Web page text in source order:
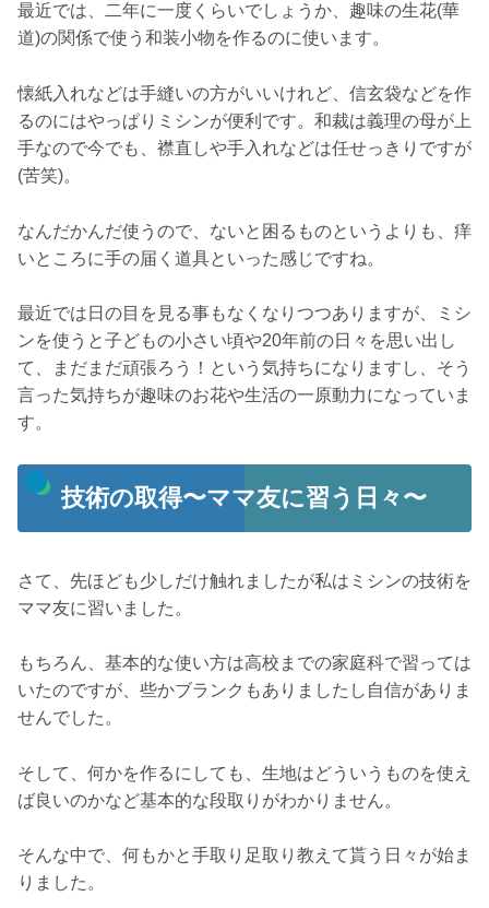
最近では、二年に一度くらいでしょうか、趣味の生花(華
道)の関係で使う和装小物を作るのに使います。
懐紙入れなどは手縫いの方がいいけれど、信玄袋などを作
るのにはやっぱりミシンが便利です。和裁は義理の母が上
手なので今でも、襟直しや手入れなどは任せっきりですが
(苦笑)。
なんだかんだ使うので、ないと困るものというよりも、痒
いところに手の届く道具といった感じですね。
最近では日の目を見る事もなくなりつつありますが、ミシ
ンを使うと子どもの小さい頃や20年前の日々を思い出し
て、まだまだ頑張ろう！という気持ちになりますし、そう
言った気持ちが趣味のお花や生活の一原動力になっていま
す。
技術の取得〜ママ友に習う日々〜
さて、先ほども少しだけ触れましたが私はミシンの技術を
ママ友に習いました。
もちろん、基本的な使い方は高校までの家庭科で習っては
いたのですが、些かブランクもありましたし自信がありま
せんでした。
そして、何かを作るにしても、生地はどういうものを使え
ば良いのかなど基本的な段取りがわかりません。
そんな中で、何もかと手取り足取り教えて貰う日々が始ま
りました。